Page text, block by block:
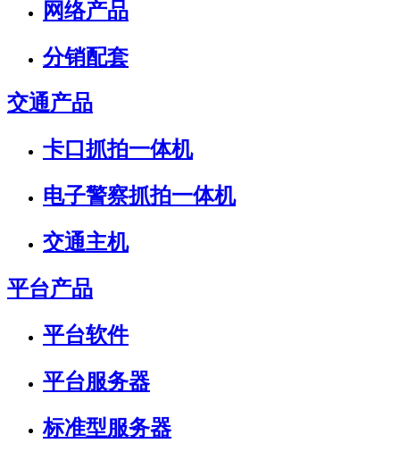
网络产品
分销配套
交通产品
卡口抓拍一体机
电子警察抓拍一体机
交通主机
平台产品
平台软件
平台服务器
标准型服务器